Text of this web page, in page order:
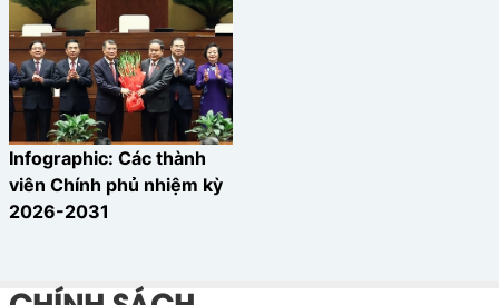
Infographic: Các thành
viên Chính phủ nhiệm kỳ
2026-2031